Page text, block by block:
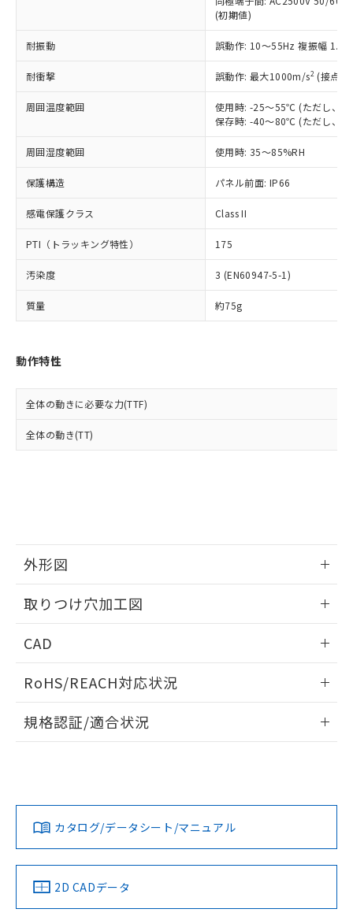
(初期値)
耐振動 誤動作: 10～55Hz 複振幅
耐衝撃 誤動作: 最大1000m/s2 (接点
周囲温度範囲
使用時: -25～55℃ (ただし、氷
保存時: -40～80℃ (ただし、氷
周囲湿度範囲 使用時: 35～85%RH
保護構造 パネル前面: IP66
感電保護クラス Class II
PTI（トラッキング特性） 175
汚染度 3 (EN60947-5-1)
質量 約75g
動作特性
全体の動きに必要な力(TTF)
全体の動き(TT)
外形図
取りつけ穴加工図
CAD
ドすることができます。
ログイン/会員登録
ダウンロードデータをご利用いただく前に、以下を必ずお読
みください。
ソフトウェアの使用条件
RoHS/REACH対応状況
EU RoHS 注意事項・凡例
対応済み
中国 RoHS 注意事項・凡例
規格認証/適合状況
カタログ/データシート/マニュアル
2D CADデータ
在庫状況および標準価格照会結果は、
記載している更新日時点での社内デー
タに基づき作成されるものであり、閲
覧された時点での実際の在庫および標
準価格とは異なる場合があることをご
正式な納期状況および標準価格はお客
様のお取引先、またはお客様担当のオ
ムロン制御機器販売店・当社販売員に
オムロン制御機器販売店や当社販売拠
販売ネットワーク
」をご確認
在庫状況および標準価格結果を当社の
事前の承諾なく第三者に漏洩または開
示しないようお願いします。
マイパーツ機能（部品リスト作成サー
ビス）をご利用いただくには、I-Web
メンバーズにご登録されている必要が
あります。
品・サービスに関するお客様との取
引・商談に必要な範囲で利用すること
※当社の共同利用者とは、
の共同利用に関して"
の「1.共同利
鉛(Pb) 1000ppm以下、 水銀(Hg) 1000ppm以下、 カド
類(PBB) 1000ppm以下、ポリ臭化ジフェニルエーテル類
(PBDE) 1000ppm以下、フタル酸ビス(2-エチルヘキシ
ル) (DEHP)(別名：DOP) 1000ppm以下、フタル酸ブチ
ルベンジル（BBP） 1000ppm以下、フタル酸ジブチル
（DBP） 1000ppm以下、フタル酸ジイソブチル
但し、RoHS指令で産業用監視および制御機器に対する
図的な使用がないことを確認しています。
部品在庫の切り替え状況などにより、予定
月が前後することがあります。
とができます。
EU RoHS指令（10物質）の非含有証明書
51物質の非含有証明書（当社基準）
荷製品に未対応品が混在することから備考
欄に対応日を記載しておりました。
既に当社にて対応品への在庫切替を完了
していることから、特段のことがない限
り、2022年1月12日より割愛しておりま
*中国RoHS10物質の基準値 (GB/T26572)：
Pb(鉛) :1000ppm、 Hg(水銀) : 1000ppm、 Cd(カドミウ
Cr(Ⅵ)(六価クロム) : 1000ppm、 PBBs(ポリ臭化ビフェ
ニル類) : 1000ppm、 PBDEs(ポリ臭化ジフェニルエーテ
ル類) : 1000ppm、
DBP(フタル酸ジブチル) : 1000ppm、 DIBP(フタル酸ジ
イソブチル) : 1000ppm、 BBP(フタル酸ブチルベンジ
DEHP(フタル酸ビス(2-エチルヘキシル)) : 1000ppm
「ｅ」：有害物質（10物質）のすべてが基
準値以下であることを示します。
「10」：通常の使用状況下において有害物
質が外部に漏えいし、環境に深刻な影響を
及ぼさない年数を意味します。
「－」：未確認です。当社販売部門へお問
（以下｢規制貨物等」という）を輸出
または国外への提供する場合は、日本
国政府の輸出許可(または役務取引許
可)を取得するなどの必要な手続きを
当社は規制貨物を破棄する場合は、完
全に破砕するなど、違法に輸出されな
いよう必要な手段を講じます。
当社は貴社製品を、核兵器、ミサイ
ル、化学兵器、生物兵器またはその他
武器並びにこれらの製造装置等に一切
当社は、貴社製品を第三者に販売する
場合は、上記1、2および3の内容を当
該第三者に通知します。また当社は、
販売先および販売に係わる関係者が違
法に輸出するおそれがある場合は、取
り引きをいたしません。
合意する
一定数以上の在庫あり
一定数には満たないが在庫あり
在庫なし(最新の在庫状況につ
いては、お客様のお取引先、ま
たはお客様担当のオムロン制御
機器販売店・当社販売員にご確
認ください)
受注生産機種、また在庫状況の
情報を公開していない機種